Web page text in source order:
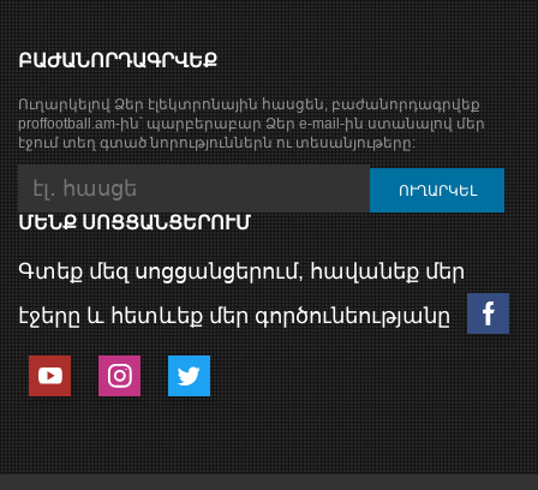
ԲԱԺԱՆՈՐԴԱԳՐՎԵՔ
Ուղարկելով Ձեր էլեկտրոնային հասցեն, բաժանորդագրվեք
proffootball.am-ին՝ պարբերաբար Ձեր e-mail-ին ստանալով մեր
էջում տեղ գտած նորություններն ու տեսանյութերը:
ՄԵՆՔ ՍՈՑՑԱՆՑԵՐՈՒՄ
Գտեք մեզ սոցցանցերում, հավանեք մեր
էջերը և հետևեք մեր գործունեությանը